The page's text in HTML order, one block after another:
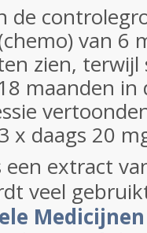
de
van 6
zien,
maanden in
x daags 20
een extract
veel